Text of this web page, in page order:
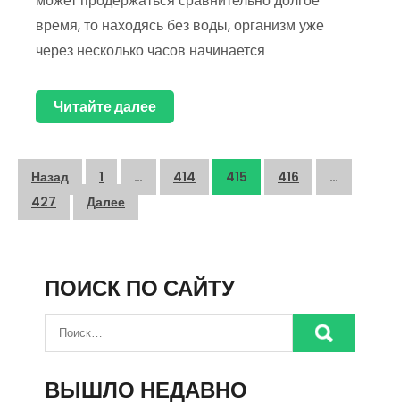
время, то находясь без воды, организм уже
через несколько часов начинается
Читайте далее
Пагинация
записей
Назад 1 … 414 415 416
…
427
Далее
ПОИСК ПО САЙТУ
ВЫШЛО НЕДАВНО